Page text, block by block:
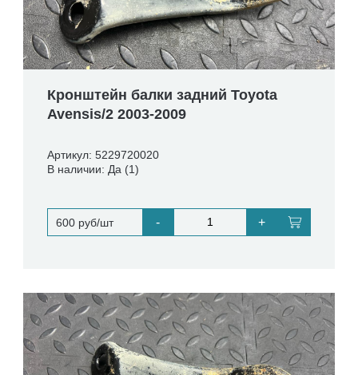
Кронштейн балки задний Toyota
Avensis/2 2003-2009
Артикул: 5229720020
В наличии: Да (1)
600 руб/шт - +